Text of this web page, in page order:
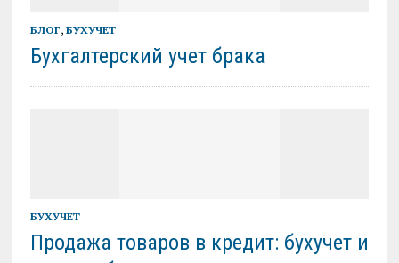
БЛОГ, БУХУЧЕТ
Бухгалтерский учет брака
БУХУЧЕТ
Продажа товаров в кредит: бухучет и